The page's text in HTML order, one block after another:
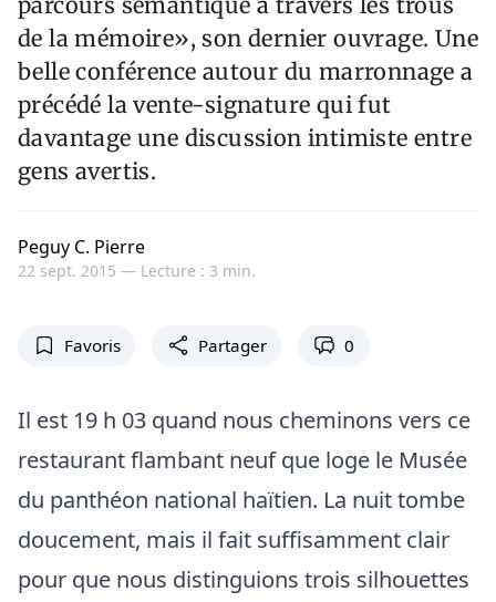
de la mémoire», son dernier ouvrage. Une
belle conférence autour du marronnage a
précédé la vente-signature qui fut
davantage une discussion intimiste entre
gens avertis.
Peguy C. Pierre
22 sept. 2015 — Lecture : 3 min.
Favoris Partager 0
Il est 19 h 03 quand nous cheminons vers ce
restaurant flambant neuf que loge le Musée
du panthéon national haïtien. La nuit tombe
doucement, mais il fait suffisamment clair
pour que nous distinguions trois silhouettes